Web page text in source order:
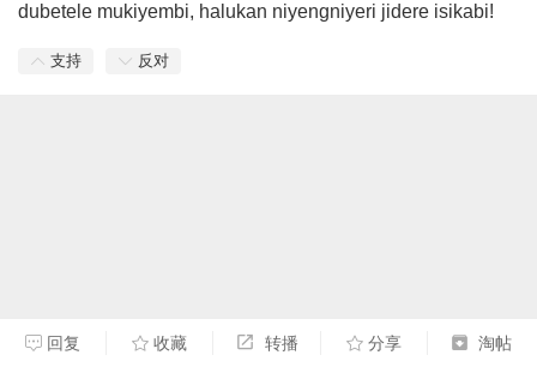
dubetele mukiyembi, halukan niyengniyeri jidere isikabi!
支持 反对
回复 收藏 转播 分享 淘帖